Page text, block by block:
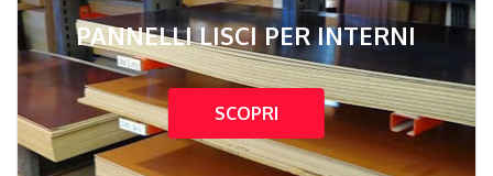
PANNELLI LISCI PER INTERNI
SCOPRI